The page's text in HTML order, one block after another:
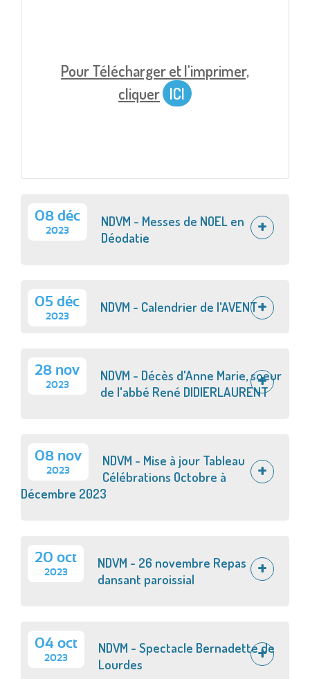
Pour Télécharger et l'imprimer,
cliquer ICI
08 déc
2023
NDVM - Messes de NOEL en
Déodatie
05 déc
2023
NDVM - Calendrier de l'AVENT
28 nov
2023
NDVM - Décès d'Anne Marie, soeur
de l'abbé René DIDIERLAURENT
08 nov
2023
NDVM - Mise à jour Tableau
Célébrations Octobre à
Décembre 2023
20 oct
2023
NDVM - 26 novembre Repas
dansant paroissial
04 oct
2023
NDVM - Spectacle Bernadette de
Lourdes